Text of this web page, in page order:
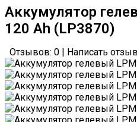
Аккумулятор
120 Ah (LP3870)
Отзывов: 0 Написать отзыв